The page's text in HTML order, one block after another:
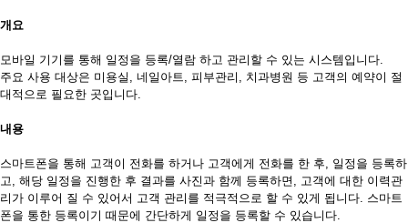
개요
모바일 기기를 통해 일정을 등록/열람 하고 관리할 수 있는 시스템입니다.
주요 사용 대상은 미용실, 네일아트, 피부관리, 치과병원 등 고객의 예약이 절
대적으로 필요한 곳입니다.
내용
스마트폰을 통해 고객이 전화를 하거나 고객에게 전화를 한 후, 일정을 등록하
고, 해당 일정을 진행한 후 결과를 사진과 함께 등록하면, 고객에 대한 이력관
리가 이루어 질 수 있어서 고객 관리를 적극적으로 할 수 있게 됩니다. 스마트
폰을 통한 등록이기 때문에 간단하게 일정을 등록할 수 있습니다.